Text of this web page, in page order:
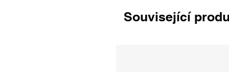
Související